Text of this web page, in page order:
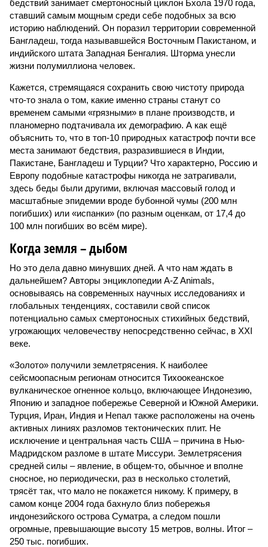
бедствий занимает смертоносный циклон Бхола 1970 года,
ставший самым мощным среди себе подобных за всю
историю наблюдений. Он поразил территории современной
Бангладеш, тогда называвшейся Восточным Пакистаном, и
индийского штата Западная Бенгалия. Шторма унесли
жизни полумиллиона человек.
Кажется, стремящаяся сохранить свою чистоту природа
что-то знала о том, какие именно страны станут со
временем самыми «грязными» в плане производств, и
планомерно подтачивала их демографию. А как ещё
объяснить то, что в топ-10 природных катастроф почти все
места занимают бедствия, разразившиеся в Индии,
Пакистане, Бангладеш и Турции? Что характерно, Россию и
Европу подобные катастрофы никогда не затрагивали,
здесь беды были другими, включая массовый голод и
масштабные эпидемии вроде бубонной чумы (200 млн
погибших) или «испанки» (по разным оценкам, от 17,4 до
100 млн погибших во всём мире).
Когда земля – дыбом
Но это дела давно минувших дней. А что нам ждать в
дальнейшем? Авторы энциклопедии A-Z Animals,
основываясь на современных научных исследованиях и
глобальных тенденциях, составили свой список
потенциально самых смертоносных стихийных бедствий,
угрожающих человечеству непосредственно сейчас, в XXI
веке.
«Золото» получили землетрясения. К наиболее
сейсмоопасным регионам относится Тихоокеанское
вулканическое огненное кольцо, включающее Индонезию,
Японию и западное побережье Северной и Южной Америки.
Турция, Иран, Индия и Непал также расположены на очень
активных линиях разломов тектонических плит. Не
исключение и центральная часть США – причина в Нью-
Мадридском разломе в штате Миссури. Землетрясения
средней силы – явление, в общем-то, обычное и вполне
сносное, но периодически, раз в несколько столетий,
трясёт так, что мало не покажется никому. К примеру, в
самом конце 2004 года бахнуло близ побережья
индонезийского острова Суматра, а следом пошли
огромные, превышающие высоту 15 метров, волны. Итог –
250 тыс. погибших.